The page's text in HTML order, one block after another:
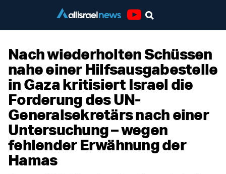
Nach wiederholten Schüssen
nahe einer Hilfsausgabestelle
in Gaza kritisiert Israel die
Forderung des UN-
Generalsekretärs nach einer
Untersuchung – wegen
fehlender Erwähnung der
Hamas